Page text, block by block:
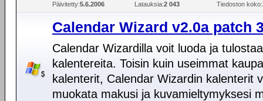
Päivitetty:5.6.2006 Latauksia:2 043 Tiedoston koko:
Calendar Wizard v2.0a patch
Calendar Wizardilla voit luoda ja tulostaa
kalentereita. Toisin kuin useimmat
kalenterit, Calendar Wizardin kalenterit
muokata makusi ja kuvamieltymyksesi